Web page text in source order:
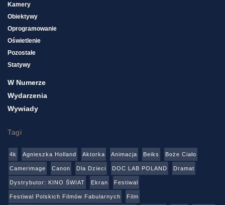
Kamery
Obiektywy
Oprogramowanie
Oświetlenie
Pozostałe
Statywy
W Numerze
Wydarzenia
Wywiady
Tagi
4k Agnieszka Holland Aktorka Animacja Beiks Boże Ciało
Camerimage Canon Dla Dzieci DOC LAB POLAND Dramat
Dystrybutor: KINO ŚWIAT Ekran Festiwal
Festiwal Polskich Filmów Fabularnych Film